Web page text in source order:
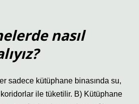
nasıl
sadece kütüphane binasında su,
ile tüketilir. B) Kütüphane